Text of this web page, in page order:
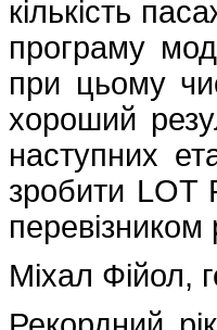
кількість
програму
при цьому
хороший
наступних
зробити LOT
перевізником
Міхал Фійол,